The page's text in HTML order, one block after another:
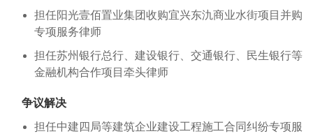
担任阳光壹佰置业集团收购宜兴东氿商业水街项目并购
专项服务律师
担任苏州银行总行、建设银行、交通银行、民生银行等
金融机构合作项目牵头律师
争议解决
担任中建四局等建筑企业建设工程施工合同纠纷专项服